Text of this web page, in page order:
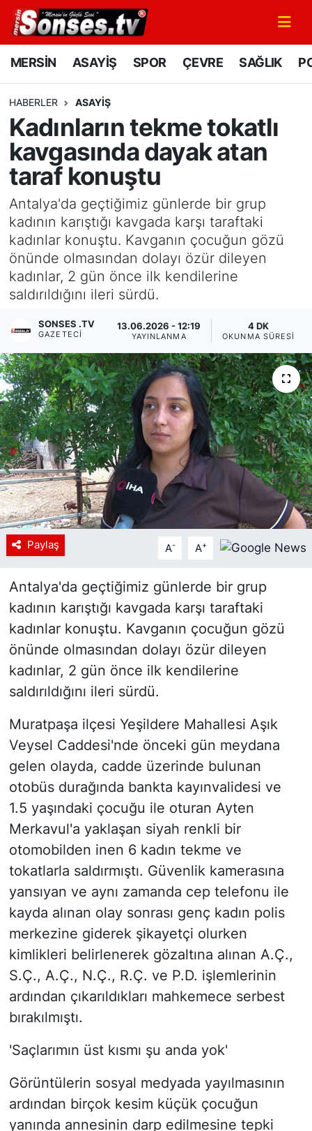
MERSİN ASAYİŞ SPOR ÇEVRE SAĞLIK
HABERLER ASAYİŞ
Kadınların tekme tokatlı
kavgasında dayak atan
taraf konuştu
Antalya'da geçtiğimiz günlerde bir grup
kadının karıştığı kavgada karşı taraftaki
kadınlar konuştu. Kavganın çocuğun gözü
önünde olmasından dolayı özür dileyen
kadınlar, 2 gün önce ilk kendilerine
saldırıldığını ileri sürdü.
SONSES .TV
GAZETECI
13.06.2026 - 12:19
YAYINLANMA
4 DK
OKUNMA SÜRESI
Paylaş A- A+
Antalya'da geçtiğimiz günlerde bir grup
kadının karıştığı kavgada karşı taraftaki
kadınlar konuştu. Kavganın çocuğun gözü
önünde olmasından dolayı özür dileyen
kadınlar, 2 gün önce ilk kendilerine
saldırıldığını ileri sürdü.
Muratpaşa ilçesi Yeşildere Mahallesi Aşık
Veysel Caddesi'nde önceki gün meydana
gelen olayda, cadde üzerinde bulunan
otobüs durağında bankta kayınvalidesi ve
1.5 yaşındaki çocuğu ile oturan Ayten
Merkavul'a yaklaşan siyah renkli bir
otomobilden inen 6 kadın tekme ve
tokatlarla saldırmıştı. Güvenlik kamerasına
yansıyan ve aynı zamanda cep telefonu ile
kayda alınan olay sonrası genç kadın polis
merkezine giderek şikayetçi olurken
kimlikleri belirlenerek gözaltına alınan A.Ç.,
S.Ç., A.Ç., N.Ç., R.Ç. ve P.D. işlemlerinin
ardından çıkarıldıkları mahkemece serbest
bırakılmıştı.
'Saçlarımın üst kısmı şu anda yok'
Görüntülerin sosyal medyada yayılmasının
ardından birçok kesim küçük çocuğun
yanında annesinin darp edilmesine tepki
MERSİN
SPOR
GÜNÜN MANŞETİ
DÜNYA
KÜLTÜR - SANAT
MAGAZİN
SAĞLIK
Siyaset
YEREL HABER
Haberde insan
Tanıtım
Mersin Nöbetçi Eczaneler
Mersin Namaz Vakitleri
Mersin Trafik Yoğunluk Haritası
Süper Lig Puan Durumu ve Fikstür
Tüm Manşetler
Son Dakika Haberleri
Haber Arşivi